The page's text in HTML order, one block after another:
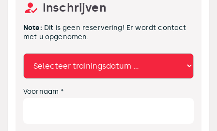
Inschrijven
Note: Dit is geen reservering! Er wordt contact
met u opgenomen.
Voornaam *